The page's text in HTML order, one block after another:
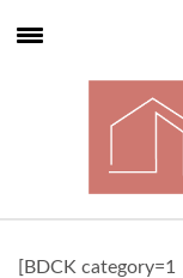
[BDCK category=1